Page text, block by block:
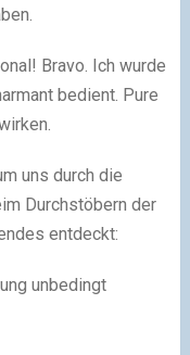
Bravo. Ich wurde
bedient. Pure
uns durch die
Durchstöbern der
entdeckt:
unbedingt